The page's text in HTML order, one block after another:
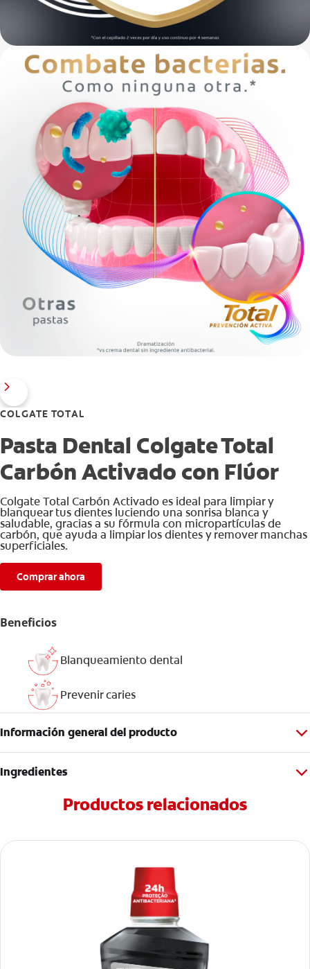
COLGATE TOTAL
Pasta Dental Colgate Total
Carbón Activado con Flúor
Colgate Total Carbón Activado es ideal para limpiar y
blanquear tus dientes luciendo una sonrisa blanca y
saludable, gracias a su fórmula con micropartículas de
carbón, que ayuda a limpiar los dientes y remover manchas
superficiales.
Comprar ahora
Beneficios
Blanqueamiento dental
Prevenir caries
Información general del producto
Ingredientes
Productos relacionados